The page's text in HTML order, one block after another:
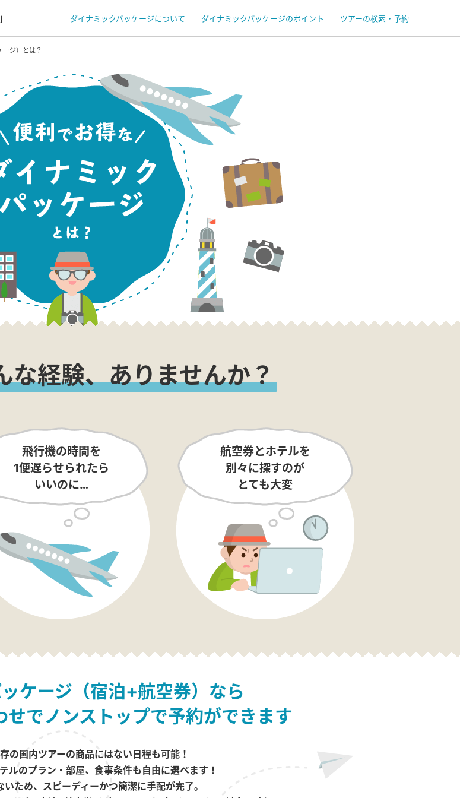
ダイナミックパッケージについて ダイナミックパッケージのポイント ツアーの検索・予約
ジ）とは？
な経験、ありませんか？
飛行機の時間を
1便遅らせられたら
いいのに…
航空券とホテルを
別々に探すのが
とても大変
ケージ（宿泊+航空券）なら
せでノンストップで予約ができます
の国内ツアーの商品にはない日程も可能！
ルのプラン・部屋、食事条件も自由に選べます！
ため、スピーディーかつ簡潔に手配が完了。